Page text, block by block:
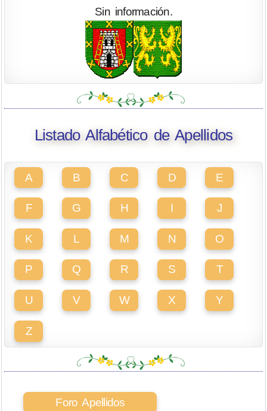
Sin información.
Listado Alfabético de Apellidos
A B C D E
F G H I J
K L M N O
P Q R S T
U V W X Y
Z
Foro Apellidos